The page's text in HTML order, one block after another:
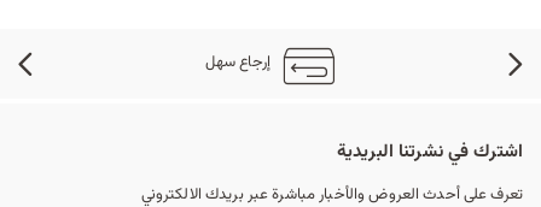
إرجاع سهل
اشترك في نشرتنا البريدية
تعرف على أحدث العروض والأخبار مباشرة عبر بريدك الالكتروني